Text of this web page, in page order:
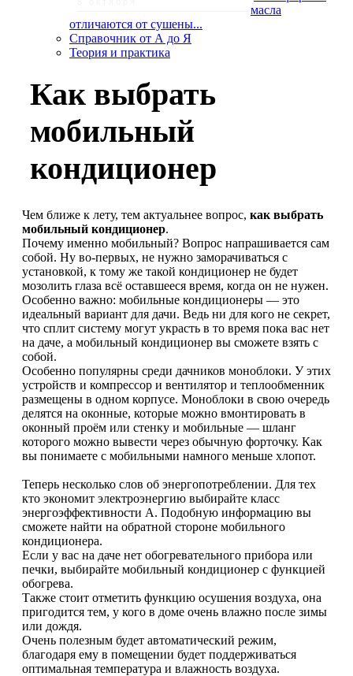
масла
отличаются от сушены...
Справочник от А до Я
Теория и практика
Как выбрать
мобильный
кондиционер
Чем ближе к лету, тем актуальнее вопрос, как выбрать
мобильный кондиционер.
Почему именно мобильный? Вопрос напрашивается сам
собой. Ну во-первых, не нужно заморачиваться с
установкой, к тому же такой кондиционер не будет
мозолить глаза всё оставшееся время, когда он не нужен.
Особенно важно: мобильные кондиционеры — это
идеальный вариант для дачи. Ведь ни для кого не секрет,
что сплит систему могут украсть в то время пока вас нет
на даче, а мобильный кондиционер вы сможете взять с
собой.
Особенно популярны среди дачников моноблоки. У этих
устройств и компрессор и вентилятор и теплообменник
размещены в одном корпусе. Моноблоки в свою очередь
делятся на оконные, которые можно вмонтировать в
оконный проём или стенку и мобильные — шланг
которого можно вывести через обычную форточку. Как
вы понимаете с мобильными намного меньше хлопот.
Теперь несколько слов об энергопотреблении. Для тех
кто экономит электроэнергию выбирайте класс
энергоэффективности А. Подобную информацию вы
сможете найти на обратной стороне мобильного
кондиционера.
Если у вас на даче нет обогревательного прибора или
печки, выбирайте мобильный кондиционер с функцией
обогрева.
Также стоит отметить функцию осушения воздуха, она
пригодится тем, у кого в доме очень влажно после зимы
или дождя.
Очень полезным будет автоматический режим,
благодаря ему в помещении будет поддерживаться
оптимальная температура и влажность воздуха.